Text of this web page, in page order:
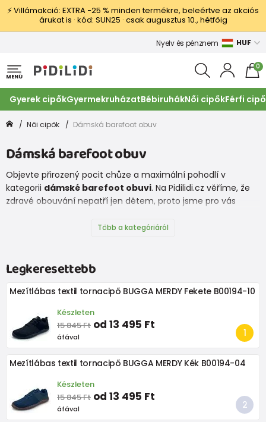
⚡ Villámakció: EXTRA −25 % minden termékre, beleértve az akciós
árukat is · kód: SUN25 · csak augusztus 10., hétfőig
Nyelv és pénznem HUF
MENÜ
0
Gyerek cipőkGyermekruházatBébiruhákNői cipőkFérfi
Női cipők Dámská barefoot obuv
Dámská barefoot obuv
Objevte přirozený pocit chůze a maximální pohodlí v
kategorii dámské barefoot obuvi. Na Pidilidi.cz věříme, že
zdravé obouvání nepatří jen dětem, proto jsme pro vás
a naší vlastní značkyBugga
Több a kategóriáról
Legkeresettebb
Mezítlábas textil tornacipő BUGGA MERDY Fekete B00194-10
Készleten
15 845 Ft od 13 495 Ft
áfával
Mezítlábas textil tornacipő BUGGA MERDY Kék B00194-04
Készleten
15 845 Ft od 13 495 Ft
áfával